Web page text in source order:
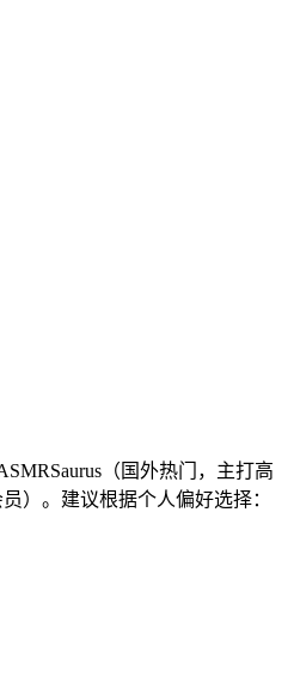
（国外热门，主打高
）。建议根据个人偏好选择：